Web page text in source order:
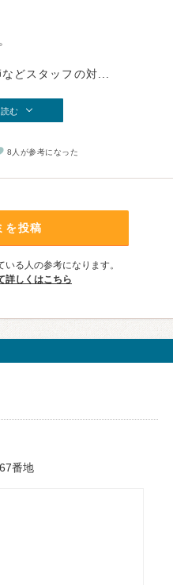
どスタッフの対...
む
8人が参考になった
を投稿
る人の参考になります。
詳しくはこちら
番地